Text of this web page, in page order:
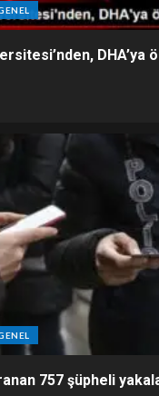
DHA’ya
757 şüpheli